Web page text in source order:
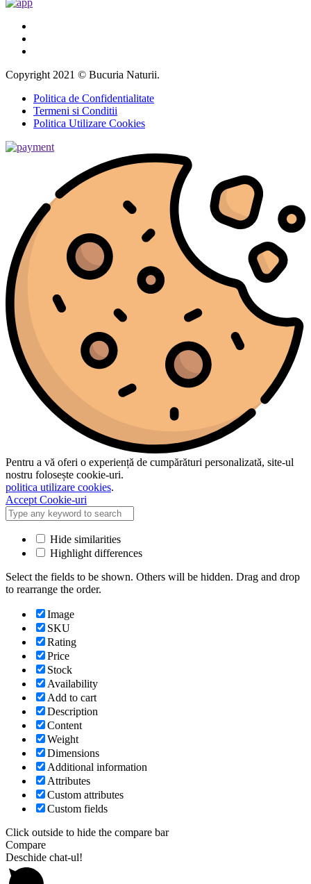
Copyright 2021 © Bucuria Naturii.
Politica de Confidentialitate
Termeni si Conditii
Politica Utilizare Cookies
Pentru a vă oferi o experiență de cumpărături personalizată, site-ul
nostru folosește cookie-uri.
politica utilizare cookies.
Accept Cookie-uri
Hide similarities
Highlight differences
Select the fields to be shown. Others will be hidden. Drag and drop
to rearrange the order.
Image
SKU
Rating
Price
Stock
Availability
Add to cart
Description
Content
Weight
Dimensions
Additional information
Attributes
Custom attributes
Custom fields
Click outside to hide the compare bar
Compare
Deschide chat-ul!